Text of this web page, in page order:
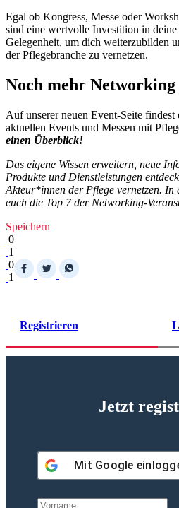
Egal ob Kongress, Messe oder
sind eine wertvolle Investition in
Gelegenheit, um dich weiterzubilden
der Pflegebranche zu vernetzen.
Noch mehr
Auf unserer neuen Event-Seite
aktuellen Events und Messen mit
einen Überblick!
Das eigene Wissen erweitern, neue
Produkte und Dienstleistungen
Akteur*innen der Pflege vernetzen. In
euch die Top 7 der Networking-
Speichern
0
1
0
1
Registrieren
Jetzt
Mit Google